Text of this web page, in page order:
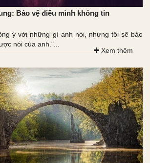
Bảo vệ điều mình không tin
ý với những gì anh nói, nhưng tôi sẽ bảo
nói của anh."...
Xem thêm